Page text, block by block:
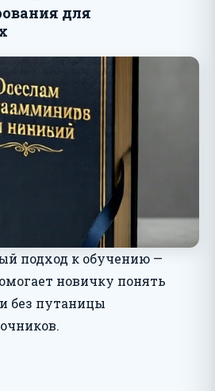
для
подход к обучению —
новичку понять
без путаницы